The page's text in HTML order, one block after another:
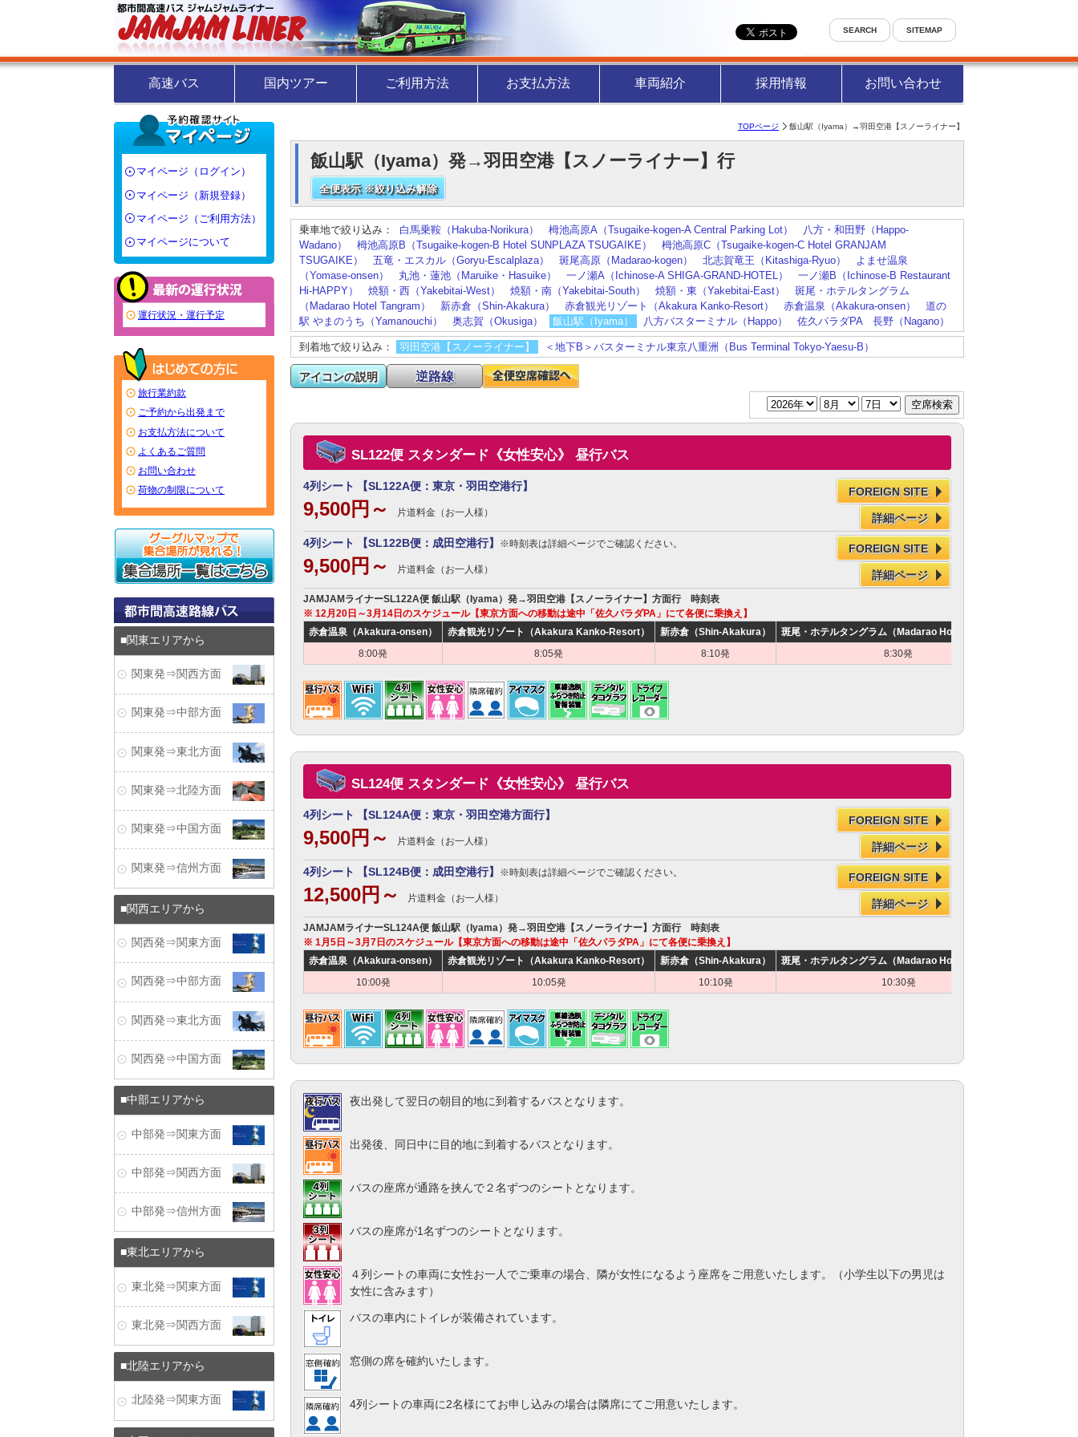
高速バス 国内ツアー ご利用方法 お支払方法 車両紹介 採用情報 お問い合わせ
SEARCH SITEMAP
TOPページ 飯山駅（Iyama）→羽田空港【スノーライナー】
飯山駅（Iyama）発→羽田空港【スノーライナー】行
全便表示 ※絞り込み解除
乗車地で絞り込み： 白馬乗鞍（Hakuba-Norikura） 栂池高原A（Tsugaike-kogen-A Central Parking Lot）
八方・和田野（Happo-
Wadano）
栂池高原B（Tsugaike-kogen-B Hotel SUNPLAZA TSUGAIKE）
栂池高原C（Tsugaike-kogen-C Hotel GRANJAM
TSUGAIKE）
五竜・エスカル（Goryu-Escalplaza） 斑尾高原（Madarao-kogen） 北志賀竜王（Kitashiga-Ryuo）
よませ温泉
（Yomase-onsen）
丸池・蓮池（Maruike・Hasuike） 一ノ瀬A（Ichinose-A SHIGA-GRAND-HOTEL）
一ノ瀬B（Ichinose-B Restaurant
Hi-HAPPY）
焼額・西（Yakebitai-West） 焼額・南（Yakebitai-South） 焼額・東（Yakebitai-East）
斑尾・ホテルタングラム
（Madarao Hotel Tangram）
新赤倉（Shin-Akakura） 赤倉観光リゾート（Akakura Kanko-Resort） 赤倉温泉（Akakura-onsen）
道の
駅 やまのうち（Yamanouchi）
奥志賀（Okusiga） 飯山駅（Iyama） 八方バスターミナル（Happo） 佐久パラダPA 長野（Nagano）
到着地で絞り込み： 羽田空港【スノーライナー】 ＜地下B＞バスターミナル東京八重洲（Bus Terminal Tokyo-Yaesu-B）
アイコンの説明 逆路線
SL122便 スタンダード《女性安心》 昼行バス
4列シート 【SL122A便：東京・羽田空港行】
9,500円～ 片道料金（お一人様）
FOREIGN SITE
詳細ページ
4列シート
【SL122B便：成田空港行】 ※時刻表は詳細ページでご確認ください。
9,500円～ 片道料金（お一人様）
FOREIGN SITE
詳細ページ
JAMJAMライナーSL122A便 飯山駅（Iyama）発→羽田空港【スノーライナー】方面行 時刻表
※ 12月20日～3月14日のスケジュール【東京方面への移動は途中「佐久パラダPA」にて各便に乗換え】
赤倉温泉（Akakura-onsen）
赤倉観光リゾート（Akakura Kanko-Resort） 新赤倉（Shin-Akakura） 斑尾・ホテルタングラム（Madarao Hotel Tangram）
8:00発
8:05発 8:10発 8:30発
SL124便 スタンダード《女性安心》 昼行バス
4列シート 【SL124A便：東京・羽田空港方面行】
9,500円～ 片道料金（お一人様）
FOREIGN SITE
詳細ページ
4列シート
【SL124B便：成田空港行】 ※時刻表は詳細ページでご確認ください。
12,500円～ 片道料金（お一人様）
FOREIGN SITE
詳細ページ
JAMJAMライナーSL124A便 飯山駅（Iyama）発→羽田空港【スノーライナー】方面行 時刻表
※ 1月5日～3月7日のスケジュール【東京方面への移動は途中「佐久パラダPA」にて各便に乗換え】
赤倉温泉（Akakura-onsen）
赤倉観光リゾート（Akakura Kanko-Resort） 新赤倉（Shin-Akakura） 斑尾・ホテルタングラム（Madarao Hotel Tangram）
10:00発
10:05発 10:10発 10:30発
夜出発して翌日の朝目的地に到着するバスとなります。
出発後、同日中に目的地に到着するバスとなります。
バスの座席が通路を挟んで２名ずつのシートとなります。
バスの座席が1名ずつのシートとなります。
４列シートの車両に女性お一人でご乗車の場合、隣が女性になるよう座席をご用意いたします。（小学生以下の男児は
女性に含みます）
バスの車内にトイレが装備されています。
窓側の席を確約いたします。
4列シートの車両に2名様にてお申し込みの場合は隣席にてご用意いたします。
マイページ（ログイン）
マイページ（新規登録）
マイページ（ご利用方法）
マイページについて
運行状況・運行予定
旅行業約款
ご予約から出発まで
お支払方法について
よくあるご質問
お問い合わせ
荷物の制限について
関東エリアから
関東発⇒関西方面
関東発⇒中部方面
関東発⇒東北方面
関東発⇒北陸方面
関東発⇒中国方面
関東発⇒信州方面
関西エリアから
関西発⇒関東方面
関西発⇒中部方面
関西発⇒東北方面
関西発⇒中国方面
中部エリアから
中部発⇒関東方面
中部発⇒関西方面
中部発⇒信州方面
東北エリアから
東北発⇒関東方面
東北発⇒関西方面
北陸エリアから
北陸発⇒関東方面